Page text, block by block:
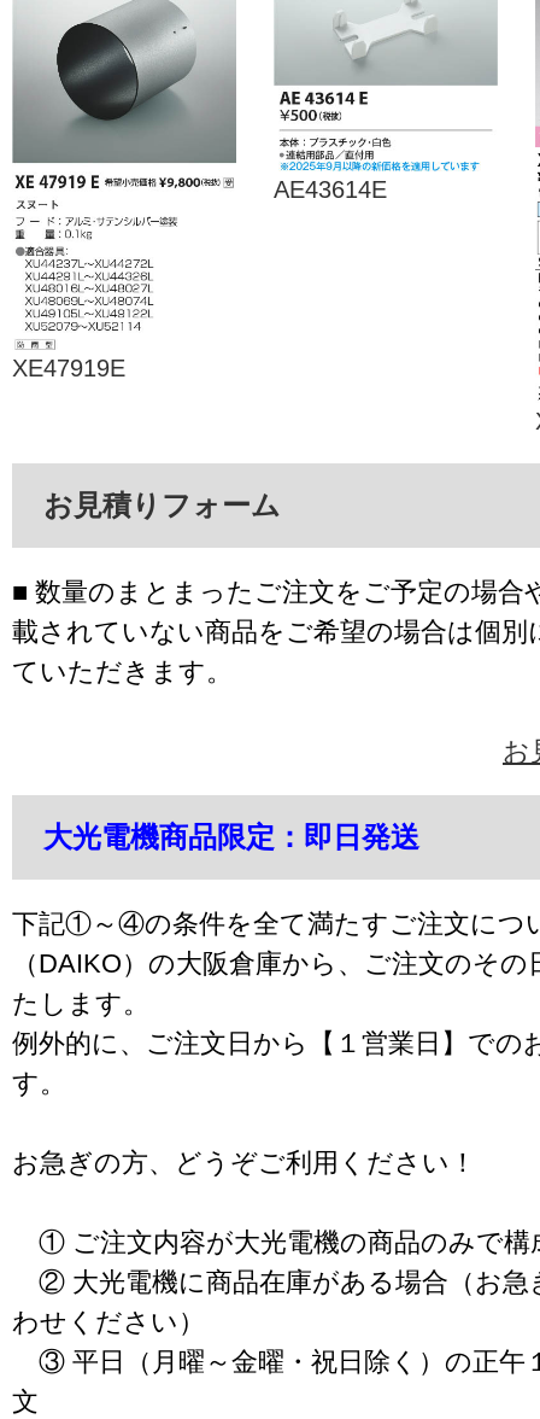
XE47919E
AE43614E
お見積りフォーム
■ 数量のまとまったご注文をご予定の場合
載されていない商品をご希望の場合は個別
ていただきます。
お
大光電機商品限定：即日発送
下記①～④の条件を全て満たすご注文につ
（DAIKO）の大阪倉庫から、ご注文のそ
たします。
例外的に、ご注文日から【１営業日】での
す。
お急ぎの方、どうぞご利用ください！
① ご注文内容が大光電機の商品のみで構
② 大光電機に商品在庫がある場合（お急
わせください）
③ 平日（月曜～金曜・祝日除く）の正午
文